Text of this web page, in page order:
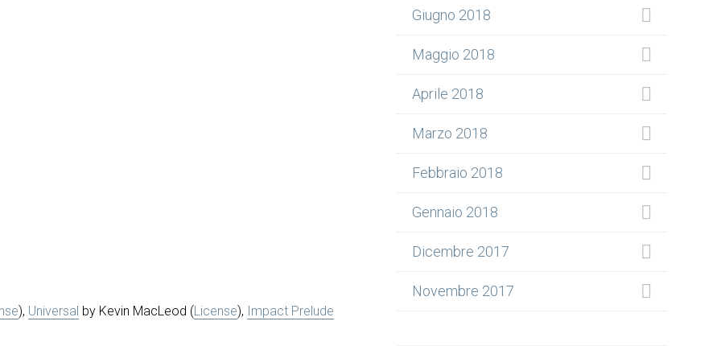
), Universal by Kevin MacLeod (License), Impact Prelude
Giugno 2018
Maggio 2018
Aprile 2018
Marzo 2018
Febbraio 2018
Gennaio 2018
Dicembre 2017
Novembre 2017